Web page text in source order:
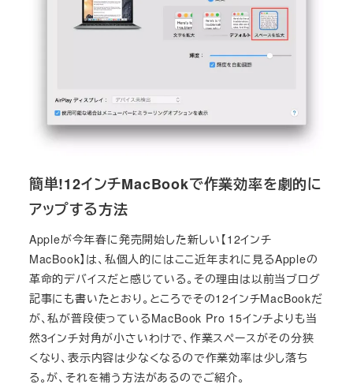
簡単!12インチMacBookで作業効率を劇的に
アップする方法
Appleが今年春に発売開始した新しい【12インチ
MacBook】は、私個人的にはここ近年まれに見るAppleの
革命的デバイスだと感じている。その理由は以前当ブログ
記事にも書いたとおり。ところでその12インチMacBookだ
が、私が普段使っているMacBook Pro 15インチよりも当
然3インチ対角が小さいわけで、作業スペースがその分狭
くなり、表示内容は少なくなるので作業効率は少し落ち
る。が、それを補う方法があるのでご紹介。